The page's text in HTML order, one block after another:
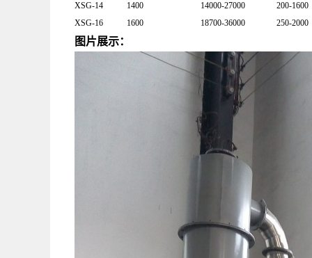
XSG-14
1400 14000-27000
200-1600
XSG-16
1600 18700-36000 250-2000
图片展示：